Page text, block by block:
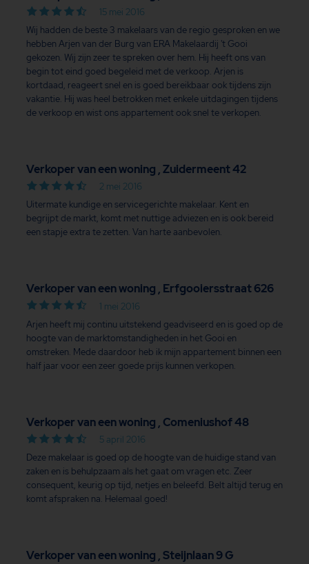
15 mei 2016
Wij hadden de beste 3 makelaars van de regio gesproken en we
hebben Arjen van der Burg van ERA Makelaardij 't Gooi
gekozen. Wij zijn zeer te spreken over hem. Hij heeft ons van
begin tot eind goed begeleid met de verkoop. Arjen is
kortdaad, reageert snel en is goed bereikbaar ook tijdens zijn
vakantie. Hij was heel betrokken met enkele uitdagingen tijdens
de verkoop en wist ons appartement ook snel te verkopen.
Verkoper van een woning , Zuidermeent 42
2 mei 2016
Uitermate kundige en servicegerichte makelaar. Kent en
begrijpt de markt, komt met nuttige adviezen en is ook bereid
een stapje extra te zetten. Van harte aanbevolen.
Verkoper van een woning , Erfgooiersstraat 626
1 mei 2016
Arjen heeft mij continu uitstekend geadviseerd en is goed op de
hoogte van de marktomstandigheden in het Gooi en
omstreken. Mede daardoor heb ik mijn appartement binnen een
half jaar voor een zeer goede prijs kunnen verkopen.
Verkoper van een woning , Comeniushof 48
5 april 2016
Deze makelaar is goed op de hoogte van de huidige stand van
zaken en is behulpzaam als het gaat om vragen etc. Zeer
consequent, keurig op tijd, netjes en beleefd. Belt altijd terug en
komt afspraken na. Helemaal goed!
Verkoper van een woning , Steijnlaan 9 G